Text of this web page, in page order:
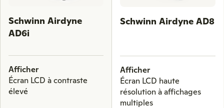
comparison
products.
Schwinn Airdyne
AD6i
Afficher
Écran LCD à contraste
élevé
Schwinn Airdyne AD8
Afficher
Écran LCD haute
résolution à affichages
multiples